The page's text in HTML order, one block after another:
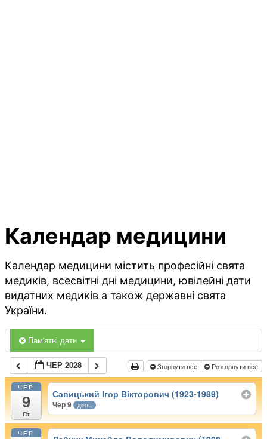
Календар медицини
Календар медицини містить професійні свята
медиків, всесвітні дні медицини, ювілейні дати
видатних медиків а також державні свята
України.
Пам'ятні дати
ЧЕР 2028 Згорнути все Розгорнути все
ЧЕР
9
Пт
Савицький Ігор Вікторович (1923-1989)
Чер 9 день
ЧЕР